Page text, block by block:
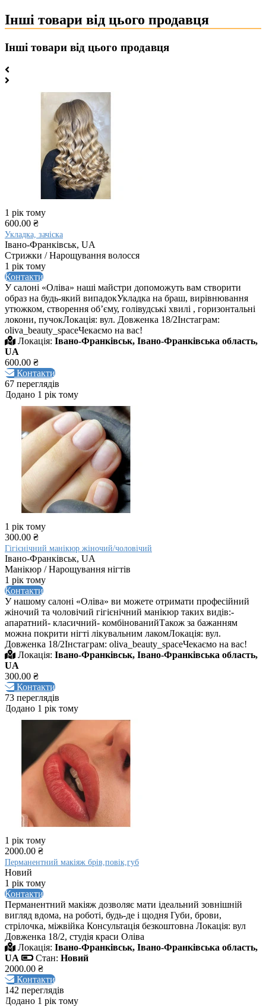
Інші товари від цього продавця
Інші товари від цього продавця
1 рік тому
600.00 ₴
Укладка, зачіска
Івано-Франківськ, UA
Стрижки / Нарощування волосся
1 рік тому
Контакти
У салоні «Оліва» наші майстри допоможуть вам створити
образ на будь-який випадокУкладка на браш, вирівнювання
утюжком, створення обʼєму, голівудські хвилі , горизонтальні
локони, пучокЛокація: вул. Довженка 18/2Інстаграм:
oliva_beauty_spaceЧекаємо на вас!
Локація: Івано-Франківськ, Івано-Франківська область,
UA
600.00 ₴
Контакти
67 переглядів
Додано 1 рік тому
1 рік тому
300.00 ₴
Гігієнічний манікюр жіночий/чоловічий
Івано-Франківськ, UA
Манікюр / Нарощування нігтів
1 рік тому
Контакти
У нашому салоні «Оліва» ви можете отримати професійний
жіночий та чоловічий гігієнічний манікюр таких видів:-
апаратний- класичний- комбінованийТакож за бажанням
можна покрити нігті лікувальним лакомЛокація: вул.
Довженка 18/2Інстаграм: oliva_beauty_spaceЧекаємо на вас!
Локація: Івано-Франківськ, Івано-Франківська область,
UA
300.00 ₴
Контакти
73 переглядів
Додано 1 рік тому
1 рік тому
2000.00 ₴
Перманентний макіяж брів,повік,губ
Новий
1 рік тому
Контакти
Перманентний макіяж дозволяє мати ідеальний зовнішній
вигляд вдома, на роботі, будь-де і щодня Губи, брови,
стрілочка, міжвійка Консультація безкоштовна Локація: вул
Довженка 18/2, студія краси Оліва
Локація: Івано-Франківськ, Івано-Франківська область,
UA
Стан: Новий
2000.00 ₴
Контакти
142 переглядів
Додано 1 рік тому